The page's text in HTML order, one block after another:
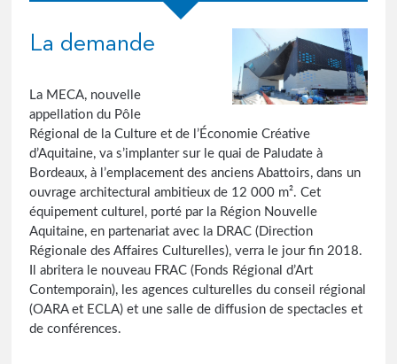
La demande
La MECA, nouvelle
appellation du Pôle
Régional de la Culture et de l’Économie Créative
d’Aquitaine, va s’implanter sur le quai de Paludate à
Bordeaux, à l’emplacement des anciens Abattoirs, dans un
ouvrage architectural ambitieux de 12 000 m². Cet
équipement culturel, porté par la Région Nouvelle
Aquitaine, en partenariat avec la DRAC (Direction
Régionale des Affaires Culturelles), verra le jour fin 2018.
Il abritera le nouveau FRAC (Fonds Régional d’Art
Contemporain), les agences culturelles du conseil régional
(OARA et ECLA) et une salle de diffusion de spectacles et
de conférences.